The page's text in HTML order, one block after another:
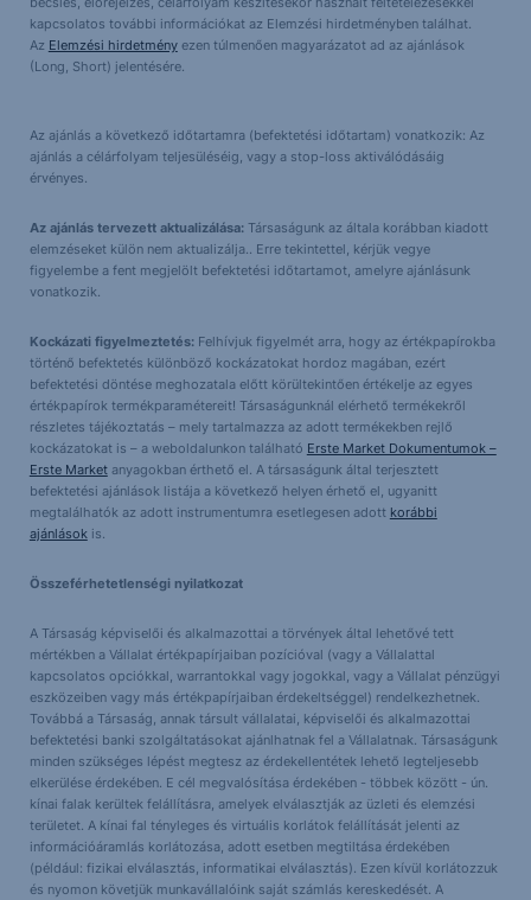
kapcsolatos további információkat az Elemzési hirdetményben találhat.
Az Elemzési hirdetményezen túlmenően magyarázatot ad az ajánlások
(Long, Short) jelentésére.
Az ajánlás a következő időtartamra (befektetési időtartam) vonatkozik: Az
ajánlás a célárfolyam teljesüléséig, vagy a stop-loss aktiválódásáig
érvényes.
Az ajánlás tervezett aktualizálása:Társaságunk az általa korábban kiadott
elemzéseket külön nem aktualizálja.. Erre tekintettel, kérjük vegye
figyelembe a fent megjelölt befektetési időtartamot, amelyre ajánlásunk
vonatkozik.
Kockázati figyelmeztetés:Felhívjuk figyelmét arra, hogy az értékpapírokba
történő befektetés különböző kockázatokat hordoz magában, ezért
befektetési döntése meghozatala előtt körültekintően értékelje az egyes
értékpapírok termékparamétereit! Társaságunknál elérhető termékekről
részletes tájékoztatás – mely tartalmazza az adott termékekben rejlő
kockázatokat is – a weboldalunkon található Erste Market Dokumentumok –
Erste Marketanyagokban érthető el. A társaságunk által terjesztett
befektetési ajánlások listája a következő helyen érhető el, ugyanitt
megtalálhatók az adott instrumentumra esetlegesen adott korábbi
ajánlásokis.
Összeférhetetlenségi nyilatkozat
A Társaság képviselői és alkalmazottai a törvények által lehetővé tett
mértékben a Vállalat értékpapírjaiban pozícióval (vagy a Vállalattal
kapcsolatos opciókkal, warrantokkal vagy jogokkal, vagy a Vállalat pénzügyi
eszközeiben vagy más értékpapírjaiban érdekeltséggel) rendelkezhetnek.
Továbbá a Társaság, annak társult vállalatai, képviselői és alkalmazottai
befektetési banki szolgáltatásokat ajánlhatnak fel a Vállalatnak. Társaságunk
minden szükséges lépést megtesz az érdekellentétek lehető legteljesebb
elkerülése érdekében. E cél megvalósítása érdekében - többek között - ún.
kínai falak kerültek felállításra, amelyek elválasztják az üzleti és elemzési
területet. A kínai fal tényleges és virtuális korlátok felállítását jelenti az
információáramlás korlátozása, adott esetben megtiltása érdekében
(például: fizikai elválasztás, informatikai elválasztás). Ezen kívül korlátozzuk
és nyomon követjük munkavállalóink saját számlás kereskedését. A